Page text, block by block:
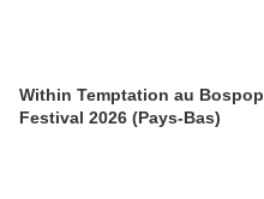
Within Temptation au Bospop
Festival 2026 (Pays-Bas)